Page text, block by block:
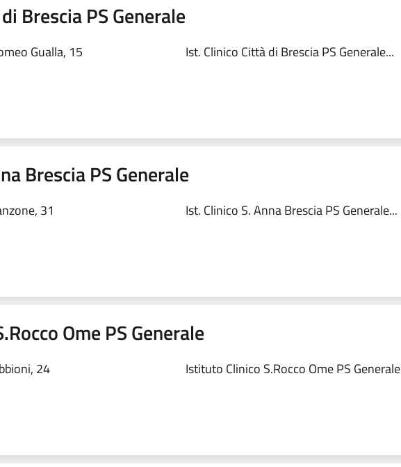
Brescia PS Generale
Gualla, 15 Ist. Clinico Città di Brescia PS Generale...
Brescia PS Generale
31 Ist. Clinico S. Anna Brescia PS Generale...
Ome PS Generale
24 Istituto Clinico S.Rocco Ome PS